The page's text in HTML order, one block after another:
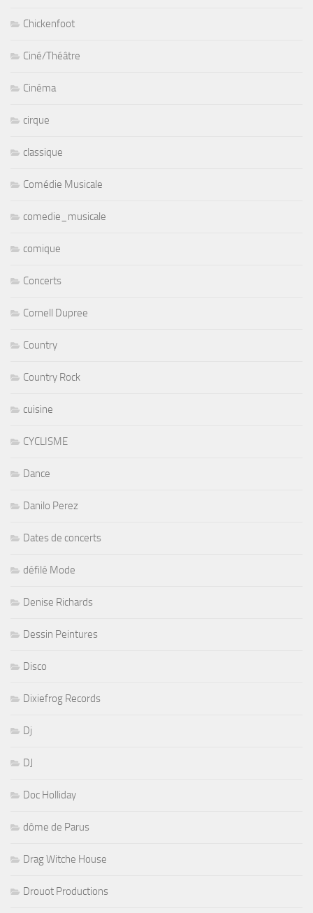
Chickenfoot
Ciné/Théâtre
Cinéma
cirque
classique
Comédie Musicale
comedie_musicale
comique
Concerts
Cornell Dupree
Country
Country Rock
cuisine
CYCLISME
Dance
Danilo Perez
Dates de concerts
défilé Mode
Denise Richards
Dessin Peintures
Disco
Dixiefrog Records
Dj
DJ
Doc Holliday
dôme de Parus
Drag Witche House
Drouot Productions